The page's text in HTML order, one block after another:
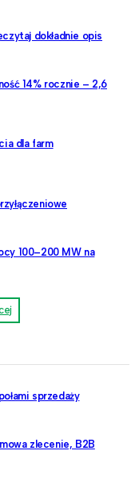
dokładnie opis
14% rocznie – 2,6
dla farm
100–200 MW na
sprzedaży
zlecenie, B2B